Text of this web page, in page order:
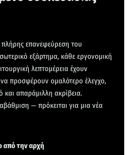
πλήρης επανεφεύρεση του
εξάρτημα, κάθε εργονομική
λεπτομέρεια έχουν
να προσφέρουν ομαλότερο έλεγχο,
απαράμιλλη ακρίβεια.
— πρόκειται για μια νέα
από την αρχή